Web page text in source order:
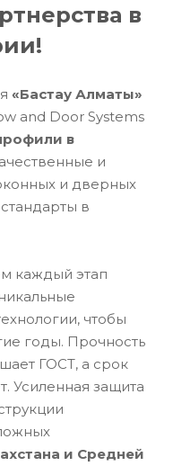
в
«Бастау Алматы»
and Door Systems
в
и
и дверных
в
каждый этап
чтобы
годы. Прочность
ГОСТ, а срок
Усиленная защита
и Средней